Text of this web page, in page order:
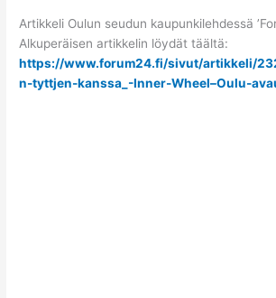
Artikkeli Oulun seudun kaupunkilehdessä
Alkuperäisen artikkelin löydät täältä:
https://www.forum24.fi/sivut/artikkeli/
n-tyttjen-kanssa_-Inner-Wheel–Oulu-